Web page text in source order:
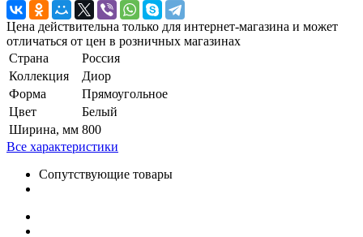
Цена действительна только для интернет-магазина и может
отличаться от цен в розничных магазинах
Страна
Россия
Коллекция
Диор
Форма
Прямоугольное
Цвет
Белый
Ширина, мм 800
Все характеристики
Сопутствующие товары